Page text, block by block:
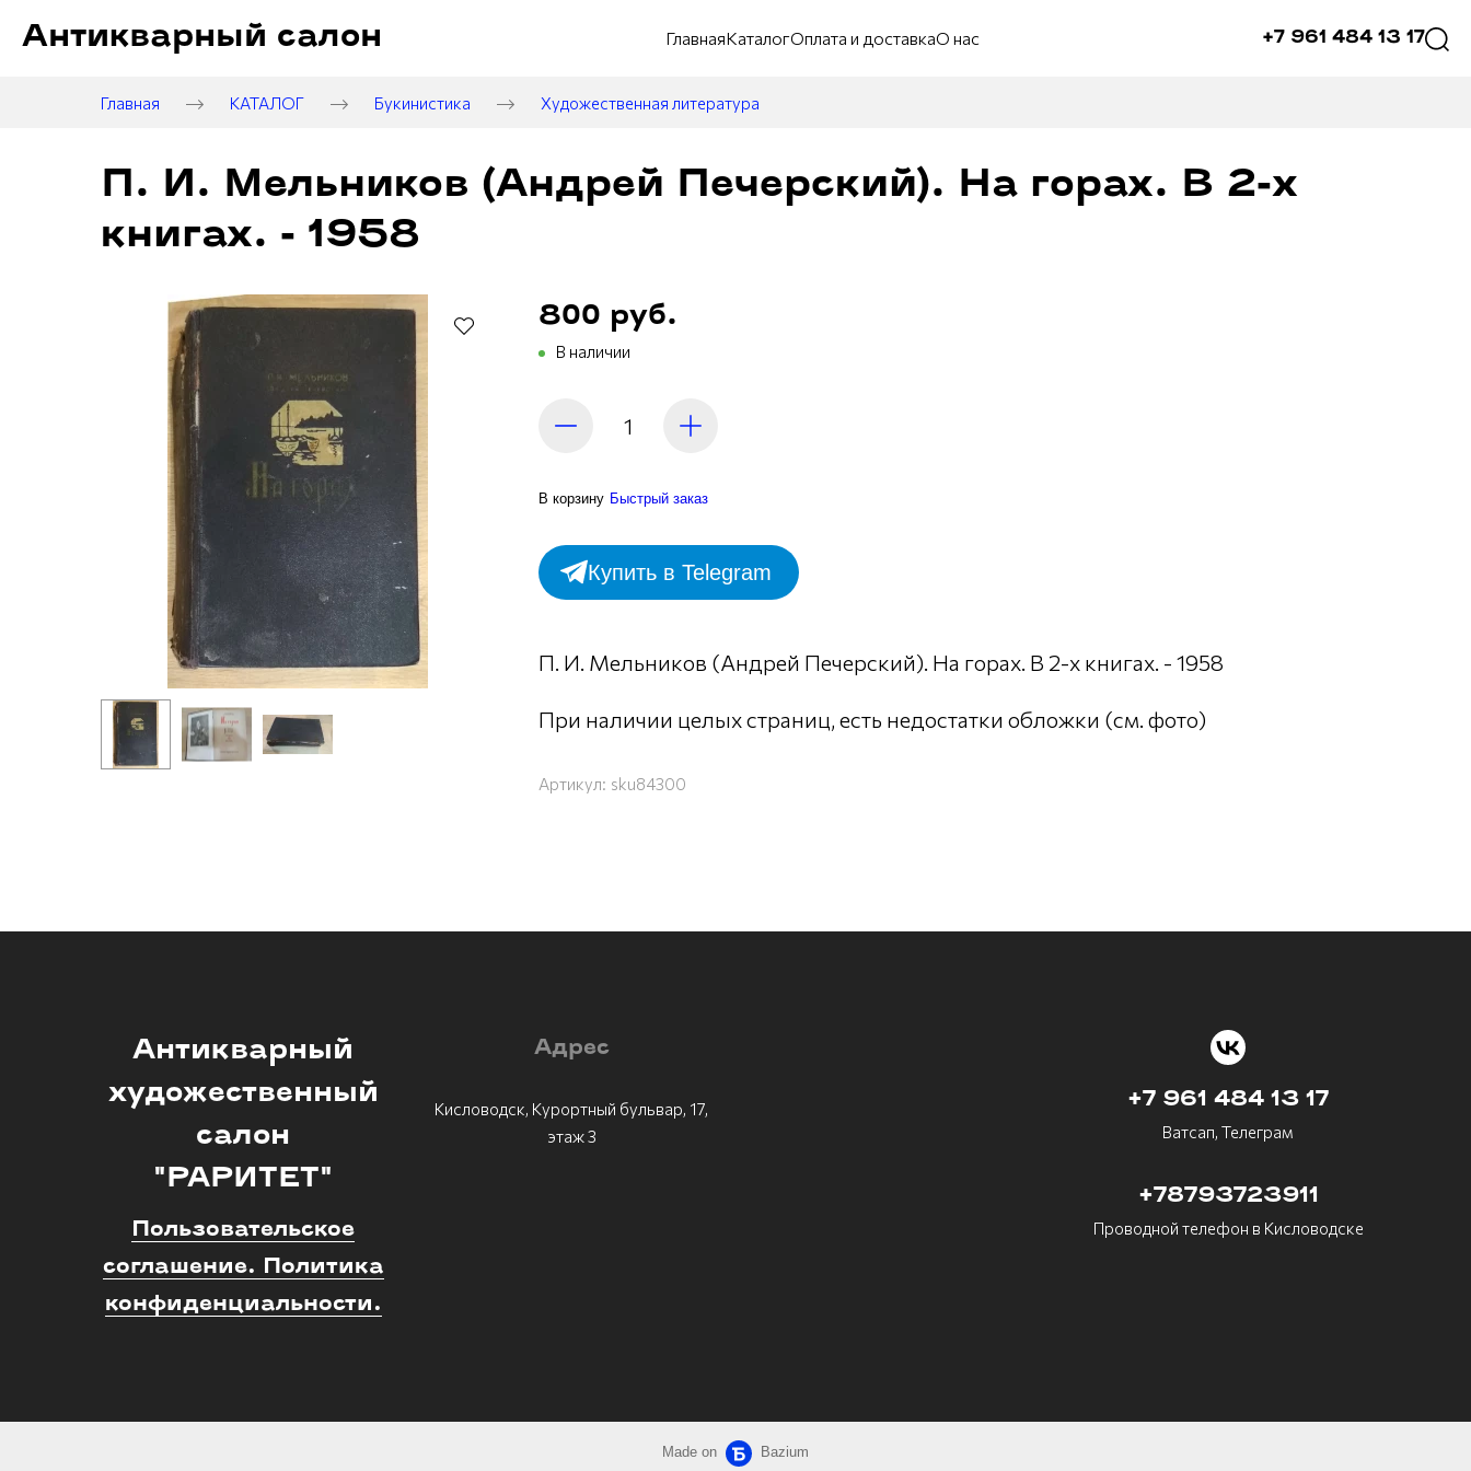
Антикварный салон ГлавнаяКаталогОплата и доставкаО нас +7 961 484 13 17
Главная КАТАЛОГ Букинистика Художественная литература
П. И. Мельников (Андрей Печерский). На горах. В 2-х
книгах. - 1958
800 руб.
В наличии
В корзину Быстрый заказ
Купить в Telegram
П. И. Мельников (Андрей Печерский). На горах. В 2-х книгах. - 1958
При наличии целых страниц, есть недостатки обложки (см. фото)
Артикул: sku84300
Антикварный
художественный
салон
"РАРИТЕТ"
Пользовательское
соглашение. Политика
конфиденциальности.
Адрес
Кисловодск, Курортный бульвар, 17,
этаж 3
+7 961 484 13 17
Ватсап, Телеграм
+78793723911
Проводной телефон в Кисловодске
Made on Bazium